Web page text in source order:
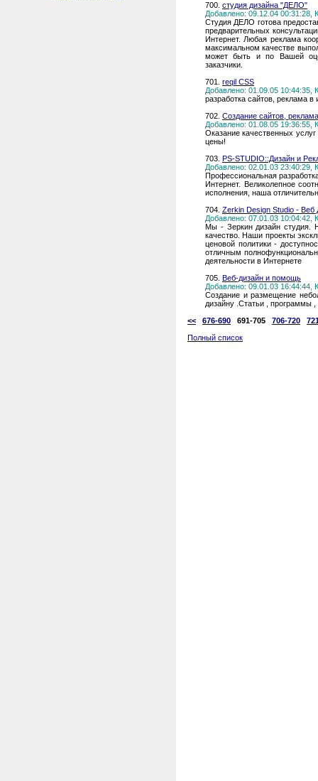
700. студия дизайна "ДЕЛО"
Добавлено: 09.12.04 00:31:28,
Студия ДЕЛО готова
предварительных
Интернет. Любая реклама
максимальном качестве
может быть и по Вашей
заказчики.
701. reqil CSS
Добавлено: 01.09.05 10:44:35,
разработка сайтов, реклама в
702. Создание сайтов,
Добавлено: 01.08.05 19:36:55,
Оказание качественных
цены!
703. PS-STUDIO::Дизайн и
Добавлено: 02.01.03 23:40:29,
Профессиональная
Интернет. Великолепное
исполнения, наша
704. Zerkin Design Studio - Веб
Добавлено: 07.01.03 10:04:42,
Мы - Зеркин дизайн студия.
качество. Наши проекты
ценовой политики -
отличным
деятельности в Интернете
705. Веб-дизайн и помощь
Добавлено: 09.01.03 16:44:44,
Создание и размещение
дизайну .Статьи , программы ,
<<
676-690 691-705 706-720
Полный список